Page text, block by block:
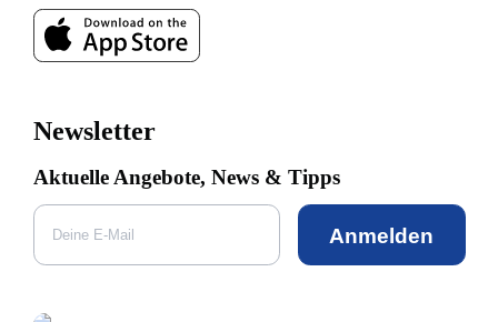
Newsletter
Aktuelle Angebote, News & Tipps
Anmelden